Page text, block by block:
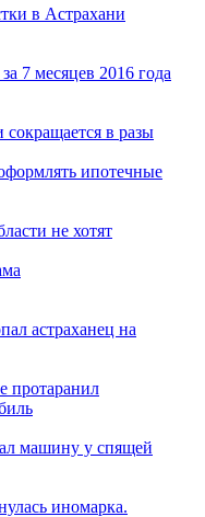
в Астрахани
7 месяцев 2016 года
в разы
ипотечные
не хотят
астраханец на
протаранил
машину у спящей
иномарка.